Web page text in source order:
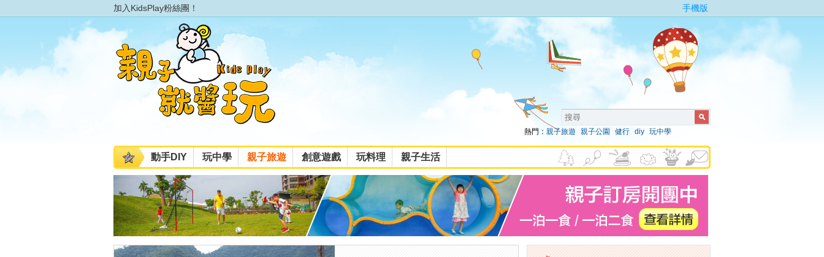
加入KidsPlay粉絲團！ 手機版
熱門： 親子旅遊 親子公園 健行 diy 玩中學
動手DIY 玩中學 親子旅遊 創意遊戲 玩料理 親子生活